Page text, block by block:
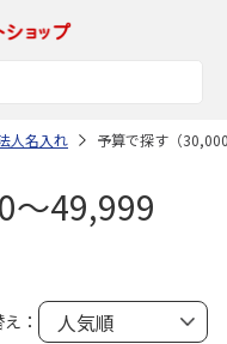
人名入れ 予算で探す（
～49,999
：